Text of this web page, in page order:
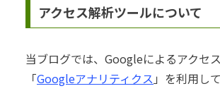
アクセス解析ツールについて
当ブログでは、Googleによるアクセ
「Googleアナリティクス 」を利用し